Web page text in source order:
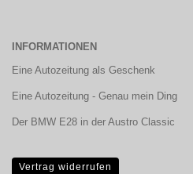
INFORMATIONEN
Eine Autozeitung als Geschenk
Eine Autozeitung - Genau mein Ding
Der BMW E28 in der Austro Classic
Vertrag widerrufen